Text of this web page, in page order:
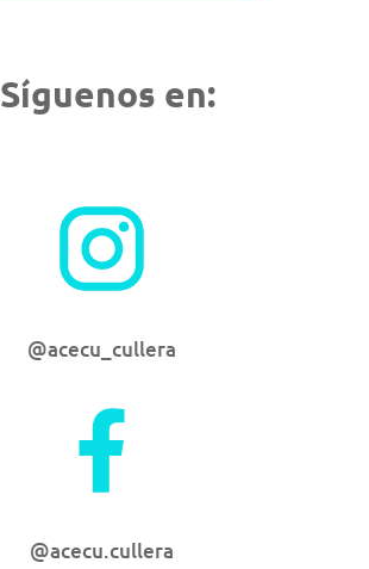
Síguenos en:
@acecu_cullera
@acecu.cullera